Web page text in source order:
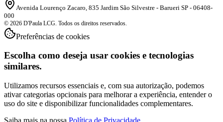
Avenida Lourenço Zacaro, 835 Jardim São Silvestre - Barueri SP - 06408-
000
© 2026 D'Paula LCG. Todos os direitos reservados.
Preferências de cookies
Escolha como deseja usar cookies e tecnologias
similares.
Utilizamos recursos essenciais e, com sua autorização, podemos
ativar categorias opcionais para melhorar a experiência, entender o
uso do site e disponibilizar funcionalidades complementares.
Saiba mais na nossa Política de Privacidade